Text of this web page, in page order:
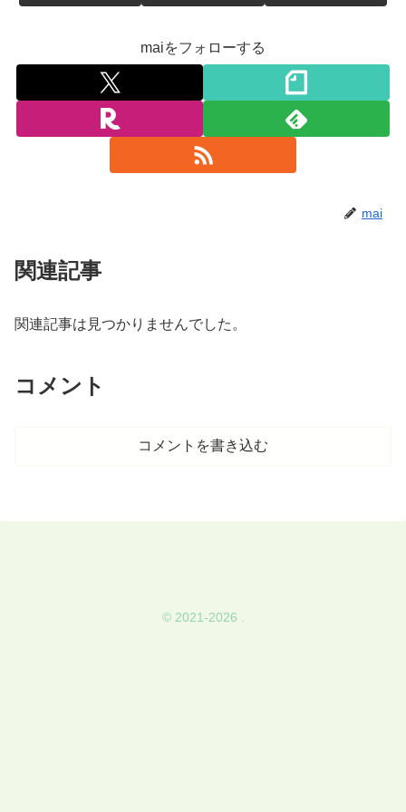
maiをフォローする
mai
関連記事
関連記事は見つかりませんでした。
コメント
コメントを書き込む
© 2021-2026 .